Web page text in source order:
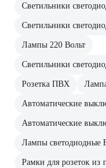
Светильники
Светильники
Лампы 220 Вольт
Светильники
Розетка ПВХ
Автоматические
Автоматические
Лампы светодиодные
Рамки для розеток из